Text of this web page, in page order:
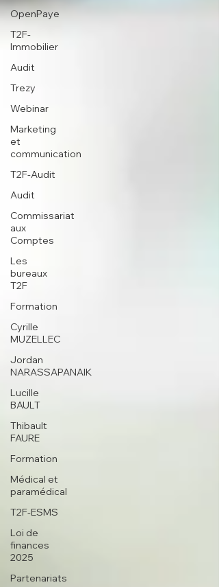
OpenPaye
T2F-
Immobilier
Audit
Trezy
Webinar
Marketing
et
communication
T2F-Audit
Audit
Commissariat
aux
Comptes
Les
bureaux
T2F
Formation
Cyrille
MUZELLEC
Jordan
NARASSAPANAIK
Lucille
BAULT
Thibault
FAURE
Formation
Médical et
paramédical
T2F-ESMS
Loi de
finances
2025
Partenariats